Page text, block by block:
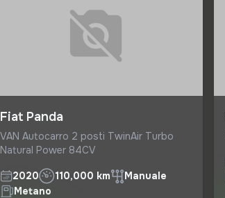
Fiat Panda
VAN Autocarro 2 posti TwinAir Turbo
Natural Power 84CV
2020 110,000 km
Manuale
Metano